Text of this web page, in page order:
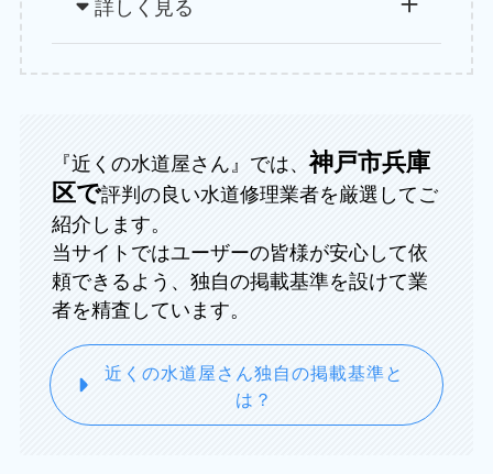
『近くの水道屋さん』では、神戸市兵庫
区で評判の良い水道修理業者を厳選してご
紹介します。
当サイトではユーザーの皆様が安心して依
頼できるよう、独自の掲載基準を設けて業
者を精査しています。
近くの水道屋さん独自の掲載基準と
は？